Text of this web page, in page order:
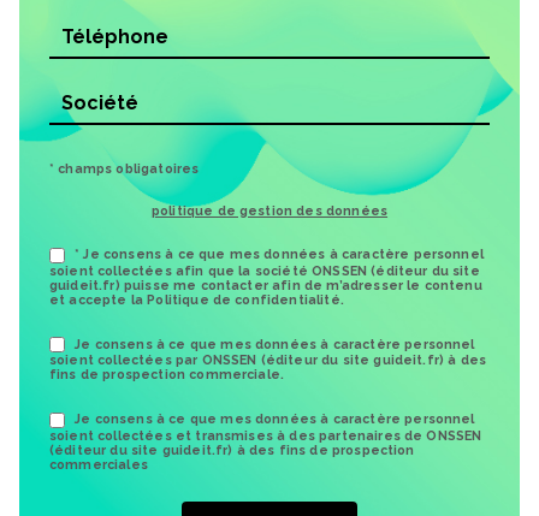
* champs obligatoires
politique de gestion des données
* Je consens à ce que mes données à caractère personnel
soient collectées afin que la société ONSSEN (éditeur du site
guideit.fr) puisse me contacter afin de m’adresser le contenu
et accepte la Politique de confidentialité.
Je consens à ce que mes données à caractère personnel
soient collectées par ONSSEN (éditeur du site guideit.fr) à des
fins de prospection commerciale.
Je consens à ce que mes données à caractère personnel
soient collectées et transmises à des partenaires de ONSSEN
(éditeur du site guideit.fr) à des fins de prospection
commerciales